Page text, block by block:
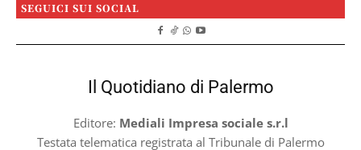
SEGUICI SUI SOCIAL
Il Quotidiano di Palermo
Editore: Mediali Impresa sociale s.r.l
Testata telematica registrata al Tribunale di Palermo